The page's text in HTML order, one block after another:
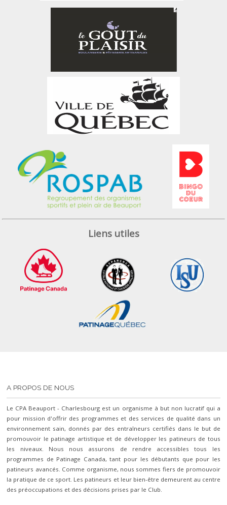
Liens utiles
A PROPOS DE NOUS
Le CPA Beauport - Charlesbourg est un organisme à but non lucratif qui a
pour mission d'offrir des programmes et des services de qualité dans un
environnement sain, donnés par des entraîneurs certifiés dans le but de
promouvoir le patinage artistique et de développer les patineurs de tous
les niveaux. Nous nous assurons de rendre accessibles tous les
programmes de Patinage Canada, tant pour les débutants que pour les
patineurs avancés. Comme organisme, nous sommes fiers de promouvoir
la pratique de ce sport. Les patineurs et leur bien-être demeurent au centre
des préoccupations et des décisions prises par le Club.